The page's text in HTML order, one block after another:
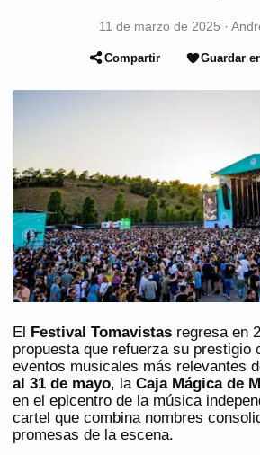
11 de marzo de 2025 ·
Compartir Guardar
El Festival Tomavistas regresa en
propuesta que refuerza su prestigio
eventos musicales más relevantes
al 31 de mayo, la Caja Mágica de
en el epicentro de la música
cartel que combina nombres
promesas de la escena.